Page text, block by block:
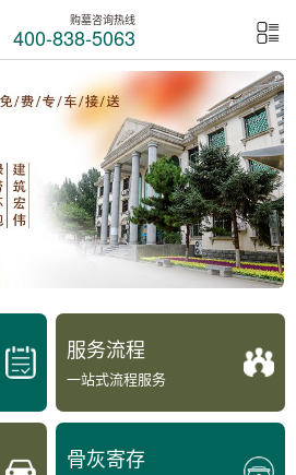
购墓咨询热线
400-838-5063
服务流程
一站式流程服务
骨灰寄存